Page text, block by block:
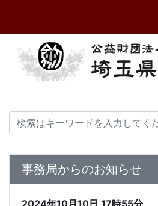
事務局からのお知らせ